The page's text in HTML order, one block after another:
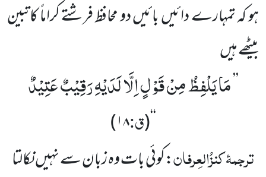
ہو کہ تمہارے دائیں بائیں دو محافظ فرشتے کراماً کاتبین
بیٹھے ہیں
’’مَا یَلْفِظُ مِنْ قَوْلٍ اِلَّا لَدَیْهِ رَقِیْبٌ عَتِیْدٌ
‘‘
(ق:۱۸)
ترجمۂکنزُالعِرفان:کوئی بات وہ زبان سے نہیں نکالتا